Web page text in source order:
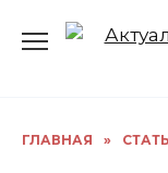
ГЛАВНАЯ »